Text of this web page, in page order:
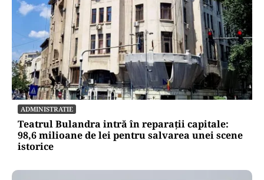
ADMINISTRATIE
Teatrul Bulandra intră în reparații capitale:
98,6 milioane de lei pentru salvarea unei scene
istorice